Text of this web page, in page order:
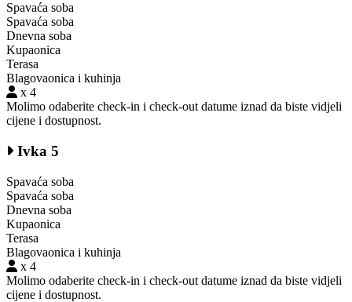
Spavaća soba
Spavaća soba
Dnevna soba
Kupaonica
Terasa
Blagovaonica i kuhinja
x 4
Molimo odaberite check-in i check-out datume iznad da biste vidjeli
cijene i dostupnost.
Ivka 5
Spavaća soba
Spavaća soba
Dnevna soba
Kupaonica
Terasa
Blagovaonica i kuhinja
x 4
Molimo odaberite check-in i check-out datume iznad da biste vidjeli
cijene i dostupnost.